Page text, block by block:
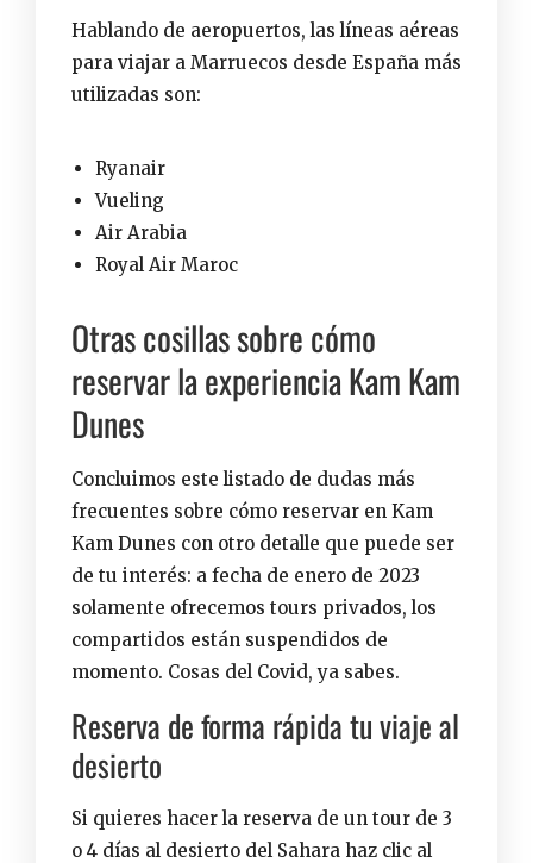
Hablando de aeropuertos, las líneas aéreas
para viajar a Marruecos desde España más
utilizadas son:
Ryanair
Vueling
Air Arabia
Royal Air Maroc
Otras cosillas sobre cómo
reservar la experiencia Kam Kam
Dunes
Concluimos este listado de dudas más
frecuentes sobre cómo reservar en Kam
Kam Dunes con otro detalle que puede ser
de tu interés: a fecha de enero de 2023
solamente ofrecemos tours privados, los
compartidos están suspendidos de
momento. Cosas del Covid, ya sabes.
Reserva de forma rápida tu viaje al
desierto
Si quieres hacer la reserva de un tour de 3
o 4 días al desierto del Sahara haz clic al